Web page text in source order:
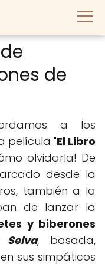
de
a los
película "El Libro
olvidarla! De
desde la
también a la
de lanzar la
y biberones
, basada,
sus simpáticos